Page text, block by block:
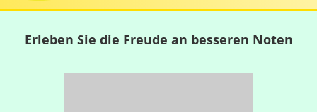
Erleben Sie die Freude an besseren Noten